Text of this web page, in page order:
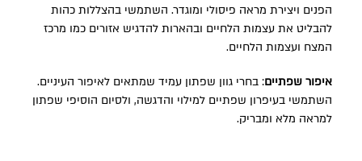
הפנים ויצירת מראה פיסולי ומוגדר. השתמשי בהצללות כהות
להבליט את עצמות הלחיים ובהארות להדגיש אזורים כמו מרכז
המצח ועצמות הלחיים.
איפור שפתיים: בחרי גוון שפתון עמיד שמתאים לאיפור העיניים.
השתמשי בעיפרון שפתיים למילוי והדגשה, ולסיום הוסיפי שפתון
למראה מלא ומבריק.